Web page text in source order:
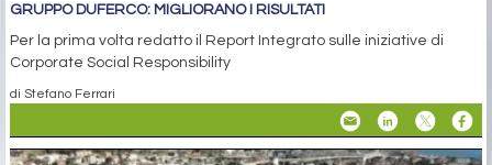
GRUPPO DUFERCO: MIGLIORANO I RISULTATI
Per la prima volta redatto il Report Integrato sulle iniziative di
Corporate Social Responsibility
di Stefano Ferrari